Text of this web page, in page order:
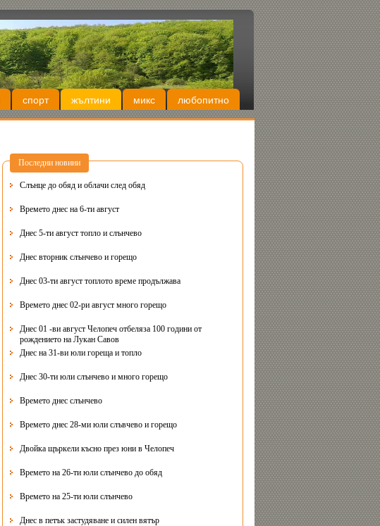
спорт жълтини микс любопитно
Последни новини
Слънце до обяд и облачи след обяд
Времето днес на 6-ти август
Днес 5-ти август топло и слънчево
Днес вторник слънчево и горещо
Днес 03-ти август топлото време продължава
Времето днес 02-ри август много горещо
Днес 01 -ви август Челопеч отбеляза 100 години от
рождението на Лукан Савов
Днес на 31-ви юли гореща и топло
Днес 30-ти юли слънчево и много горещо
Времето днес слънчево
Времето днес 28-ми юли слъвчево и горещо
Двойка щъркели късно през юни в Челопеч
Времето на 26-ти юли слънчево до обяд
Времето на 25-ти юли слънчево
Днес в петък застудяване и силен вятър